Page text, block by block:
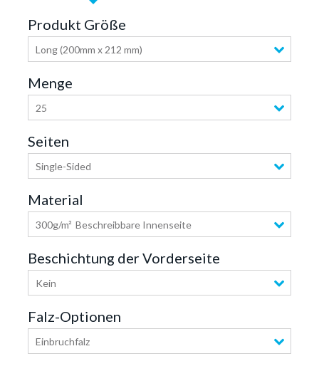
Produkt Größe
Long (200mm x 212 mm)
Menge
25
Seiten
Single-Sided
Material
300g/m² Beschreibbare Innenseite
Beschichtung der Vorderseite
Kein
Falz-Optionen
Einbruchfalz